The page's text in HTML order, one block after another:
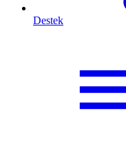
Destek